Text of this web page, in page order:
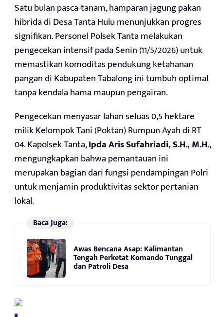
Satu bulan pasca-tanam, hamparan jagung pakan
hibrida di Desa Tanta Hulu menunjukkan progres
signifikan. Personel Polsek Tanta melakukan
pengecekan intensif pada Senin (11/5/2026) untuk
memastikan komoditas pendukung ketahanan
pangan di Kabupaten Tabalong ini tumbuh optimal
tanpa kendala hama maupun pengairan.
Pengecekan menyasar lahan seluas 0,5 hektare
milik Kelompok Tani (Poktan) Rumpun Ayah di RT
04. Kapolsek Tanta,Ipda Aris Sufahriadi, S.H., M.H.,
mengungkapkan bahwa pemantauan ini
merupakan bagian dari fungsi pendampingan Polri
untuk menjamin produktivitas sektor pertanian
lokal.
Baca Juga:
Awas Bencana Asap: Kalimantan
Tengah Perketat Komando Tunggal
dan Patroli Desa